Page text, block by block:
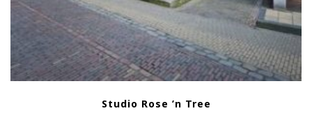
Studio Rose ’n Tree